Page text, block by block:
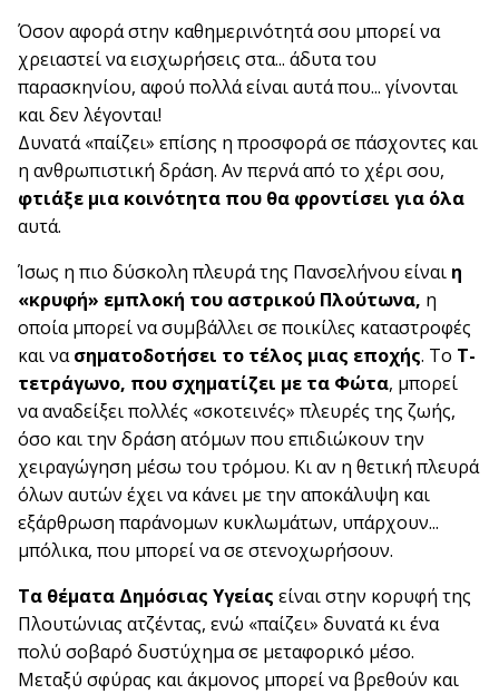
Όσον αφορά στην καθημερινότητά σου μπορεί να
χρειαστεί να εισχωρήσεις στα... άδυτα του
παρασκηνίου, αφού πολλά είναι αυτά που... γίνονται
και δεν λέγονται!
Δυνατά «παίζει» επίσης η προσφορά σε πάσχοντες και
η ανθρωπιστική δράση. Αν περνά από το χέρι σου,
φτιάξε μια κοινότητα που θα φροντίσει για όλα
αυτά.
Ίσως η πιο δύσκολη πλευρά της Πανσελήνου είναι η
«κρυφή» εμπλοκή του αστρικού Πλούτωνα, η
οποία μπορεί να συμβάλλει σε ποικίλες καταστροφές
και νασηματοδοτήσει το τέλος μιας εποχής. Το Τ-
τετράγωνο, που σχηματίζει με τα Φώτα, μπορεί
να αναδείξει πολλές «σκοτεινές» πλευρές της ζωής,
όσο και την δράση ατόμων που επιδιώκουν την
χειραγώγηση μέσω του τρόμου. Κι αν η θετική πλευρά
όλων αυτών έχει να κάνει με την αποκάλυψη και
εξάρθρωση παράνομων κυκλωμάτων, υπάρχουν...
μπόλικα, που μπορεί να σε στενοχωρήσουν.
Τα θέματα Δημόσιας Υγείας είναι στην κορυφή της
Πλουτώνιας ατζέντας, ενώ «παίζει» δυνατά κι ένα
πολύ σοβαρό δυστύχημα σε μεταφορικό μέσο.
Μεταξύ σφύρας και άκμονος μπορεί να βρεθούν και